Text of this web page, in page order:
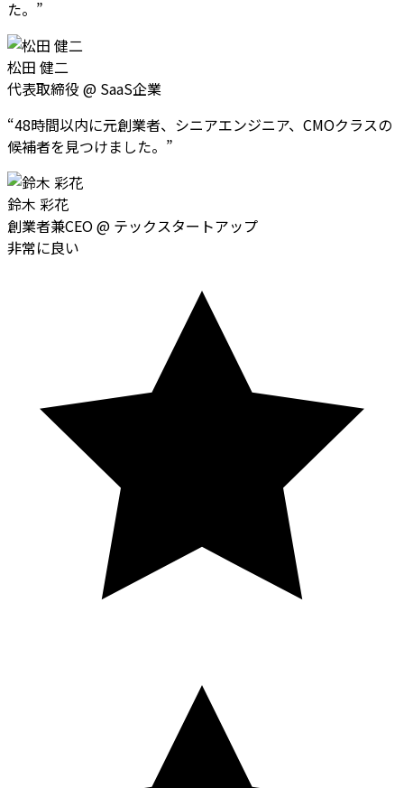
た。 ”
松田 健二
代表取締役 @ SaaS企業
“48時間以内に元創業者、シニアエンジニア、CMOクラスの
候補者を見つけました。 ”
鈴木 彩花
創業者兼CEO@ テックスタートアップ
非常に良い